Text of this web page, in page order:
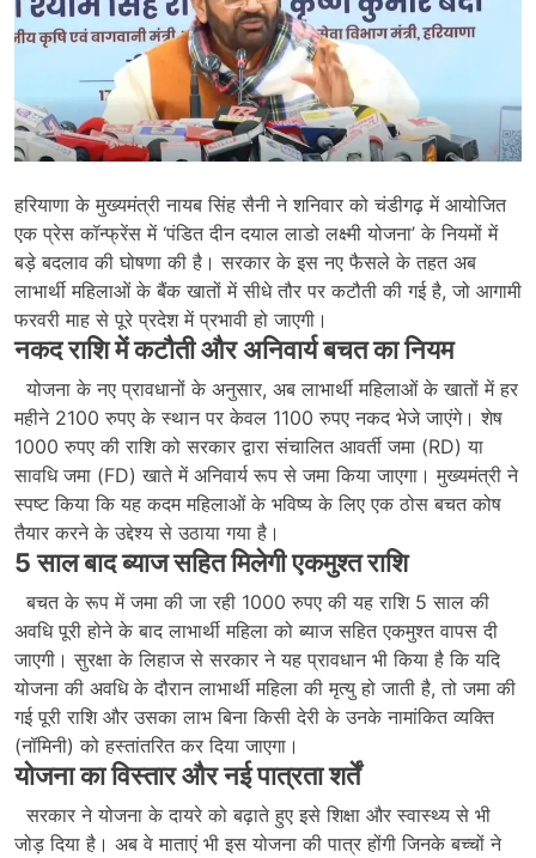
हरियाणा के मुख्यमंत्री नायब सिंह सैनी ने शनिवार को चंडीगढ़ में आयोजित
एक प्रेस कॉन्फ्रेंस में ‘पंडित दीन दयाल लाडो लक्ष्मी योजना’ के नियमों में
बड़े बदलाव की घोषणा की है। सरकार के इस नए फैसले के तहत अब
लाभार्थी महिलाओं के बैंक खातों में सीधे तौर पर कटौती की गई है, जो आगामी
फरवरी माह से पूरे प्रदेश में प्रभावी हो जाएगी।
नकद राशि में कटौती और अनिवार्य बचत का नियम
योजना के नए प्रावधानों के अनुसार, अब लाभार्थी महिलाओं के खातों में हर
महीने 2100 रुपए के स्थान पर केवल 1100 रुपए नकद भेजे जाएंगे। शेष
1000 रुपए की राशि को सरकार द्वारा संचालित आवर्ती जमा (RD) या
सावधि जमा (FD) खाते में अनिवार्य रूप से जमा किया जाएगा। मुख्यमंत्री ने
स्पष्ट किया कि यह कदम महिलाओं के भविष्य के लिए एक ठोस बचत कोष
तैयार करने के उद्देश्य से उठाया गया है।
5 साल बाद ब्याज सहित मिलेगी एकमुश्त राशि
बचत के रूप में जमा की जा रही 1000 रुपए की यह राशि 5 साल की
अवधि पूरी होने के बाद लाभार्थी महिला को ब्याज सहित एकमुश्त वापस दी
जाएगी। सुरक्षा के लिहाज से सरकार ने यह प्रावधान भी किया है कि यदि
योजना की अवधि के दौरान लाभार्थी महिला की मृत्यु हो जाती है, तो जमा की
गई पूरी राशि और उसका लाभ बिना किसी देरी के उनके नामांकित व्यक्ति
(नॉमिनी) को हस्तांतरित कर दिया जाएगा।
योजना का विस्तार और नई पात्रता शर्तें
सरकार ने योजना के दायरे को बढ़ाते हुए इसे शिक्षा और स्वास्थ्य से भी
जोड़ दिया है। अब वे माताएं भी इस योजना की पात्र होंगी जिनके बच्चों ने